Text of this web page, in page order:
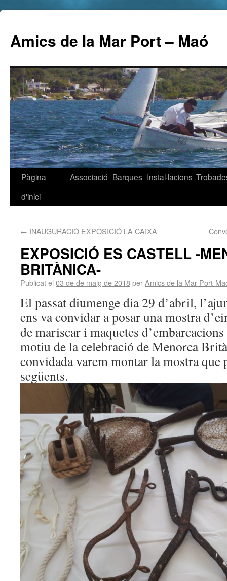
Amics de la Mar Port – Maó
Pàgina
d'inici
Associació Barques Instal·lacions
← INAUGURACIÓ EXPOSICIÓ LA CAIXA
EXPOSICIÓ ES CASTELL -
BRITÀNICA-
Publicat el 03 de de maig de 2018perAmics de la Mar Port-
El passat diumenge dia 29 d’abril,
ens va convidar a posar una mostra
de mariscar i maquetes
motiu de la celebració de Menorca
convidada varem montar la mostra que
següents.